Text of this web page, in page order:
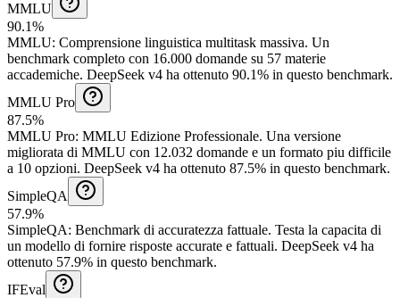
MMLU
90.1%
MMLU: Comprensione linguistica multitask massiva. Un
benchmark completo con 16.000 domande su 57 materie
accademiche. DeepSeek v4 ha ottenuto 90.1% in questo benchmark.
MMLU Pro
87.5%
MMLU Pro: MMLU Edizione Professionale. Una versione
migliorata di MMLU con 12.032 domande e un formato piu difficile
a 10 opzioni. DeepSeek v4 ha ottenuto 87.5% in questo benchmark.
SimpleQA
57.9%
SimpleQA: Benchmark di accuratezza fattuale. Testa la capacita di
un modello di fornire risposte accurate e fattuali. DeepSeek v4 ha
ottenuto 57.9% in questo benchmark.
IFEval